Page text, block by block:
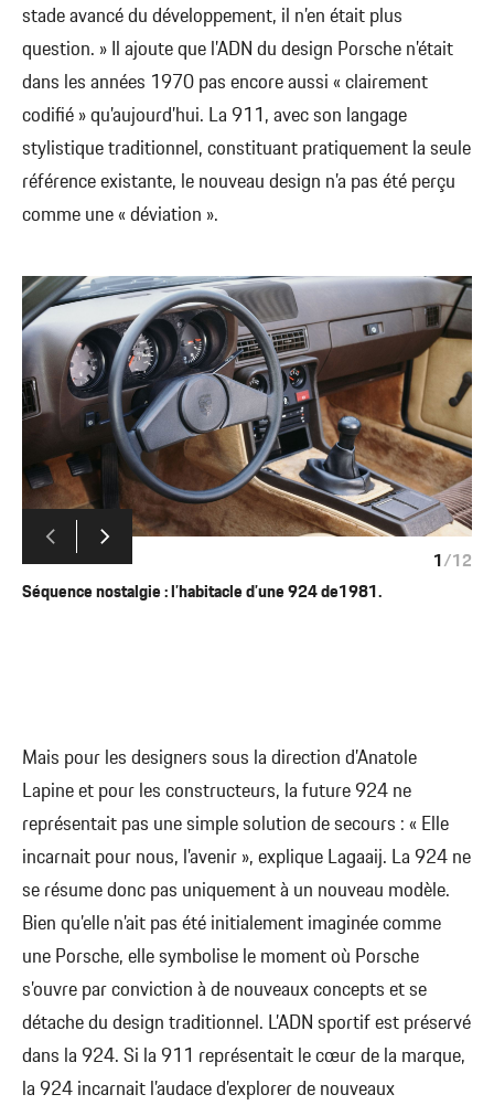
stade avancé du développement, il n’en était plus
question. » Il ajoute que l’ADN du design Porsche n’était
dans les années 1970 pas encore aussi « clairement
codifié » qu’aujourd’hui. La 911, avec son langage
stylistique traditionnel, constituant pratiquement la seule
référence existante, le nouveau design n’a pas été perçu
comme une « déviation ».
Séquence nostalgie : l’habitacle d’une 924 de1981.
1/12
Mais pour les designers sous la direction d’Anatole
Lapine et pour les constructeurs, la future 924 ne
représentait pas une simple solution de secours : « Elle
incarnait pour nous, l’avenir », explique Lagaaij. La 924 ne
se résume donc pas uniquement à un nouveau modèle.
Bien qu’elle n’ait pas été initialement imaginée comme
une Porsche, elle symbolise le moment où Porsche
s’ouvre par conviction à de nouveaux concepts et se
détache du design traditionnel. L’ADN sportif est préservé
dans la 924. Si la 911 représentait le cœur de la marque,
la 924 incarnait l’audace d’explorer de nouveaux